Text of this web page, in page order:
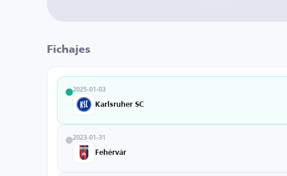
Fichajes
2025-01-03
Karlsruher SC
2023-01-31
Fehérvár